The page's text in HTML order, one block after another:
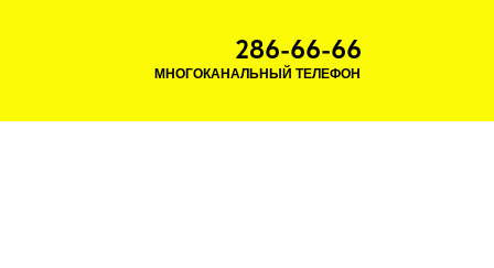
286-66-66
МНОГОКАНАЛЬНЫЙ ТЕЛЕФОН